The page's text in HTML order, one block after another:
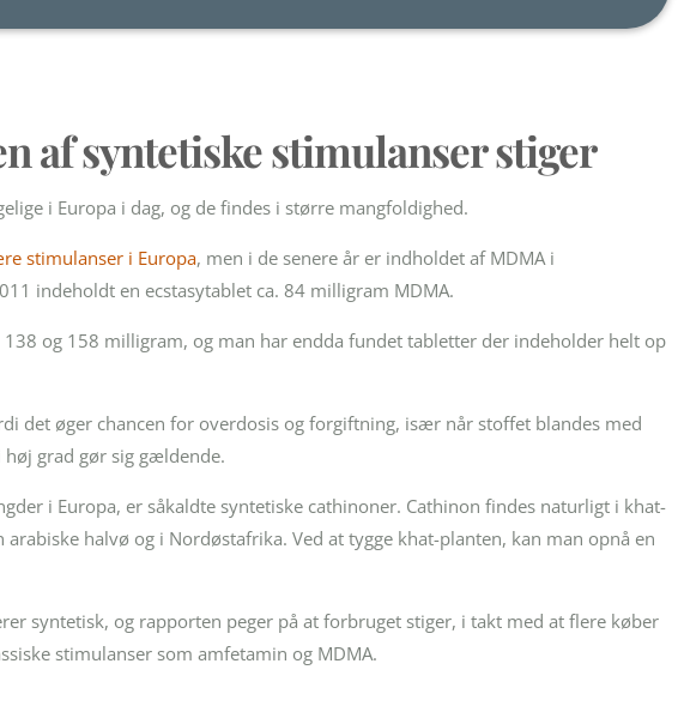
af syntetiske stimulanser stiger
i Europa i dag, og de findes i større mangfoldighed.
stimulanser i Europa, men i de senere år er indholdet af MDMA i
indeholdt en ecstasytablet ca. 84 milligram MDMA.
og 158 milligram, og man har endda fundet tabletter der indeholder helt op
det øger chancen for overdosis og forgiftning, især når stoffet blandes med
grad gør sig gældende.
i Europa, er såkaldte syntetiske cathinoner. Cathinon findes naturligt i khat-
halvø og i Nordøstafrika. Ved at tygge khat-planten, kan man opnå en
syntetisk, og rapporten peger på at forbruget stiger, i takt med at flere køber
stimulanser som amfetamin og MDMA.